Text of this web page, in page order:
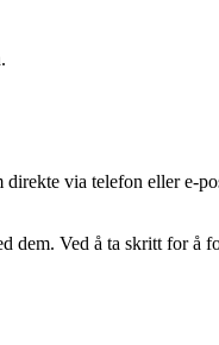
via telefon eller e-
dem. Ved å ta skritt for å